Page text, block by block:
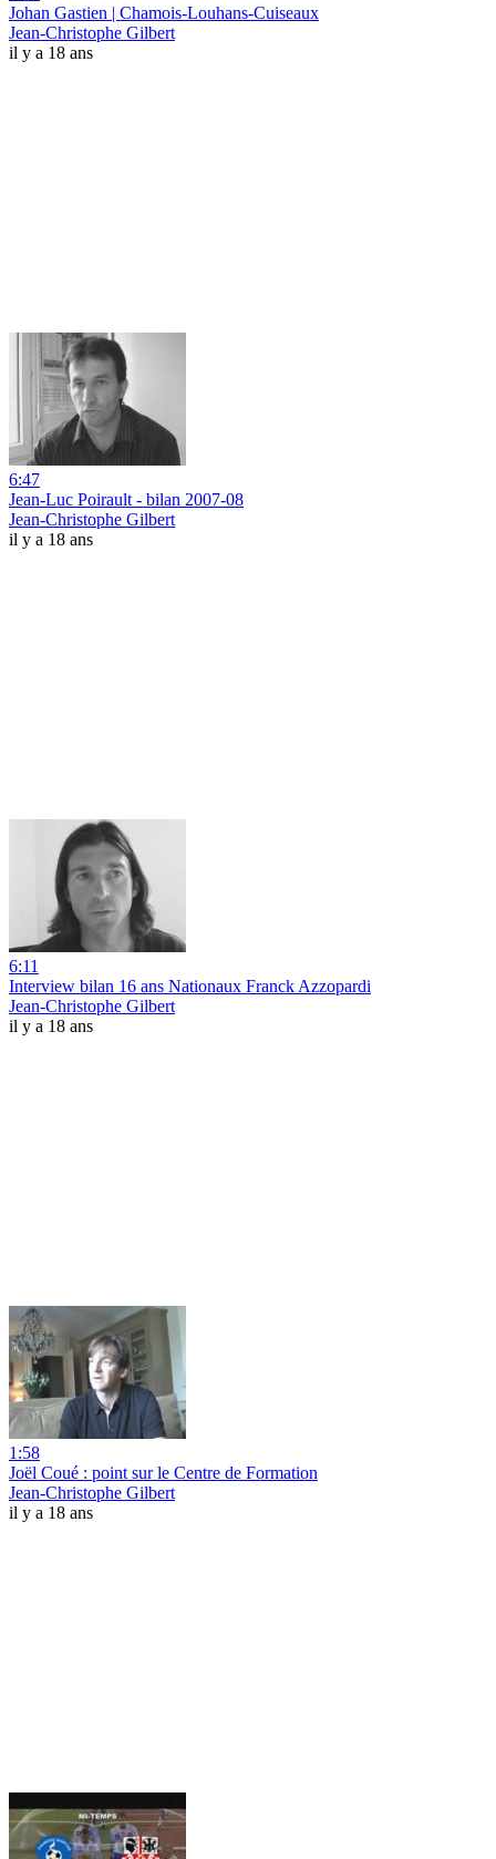
Johan Gastien | Chamois-Louhans-Cuiseaux
Jean-Christophe Gilbert
il y a 18 ans
6:47
Jean-Luc Poirault - bilan 2007-08
Jean-Christophe Gilbert
il y a 18 ans
6:11
Interview bilan 16 ans Nationaux Franck Azzopardi
Jean-Christophe Gilbert
il y a 18 ans
1:58
Joël Coué : point sur le Centre de Formation
Jean-Christophe Gilbert
il y a 18 ans